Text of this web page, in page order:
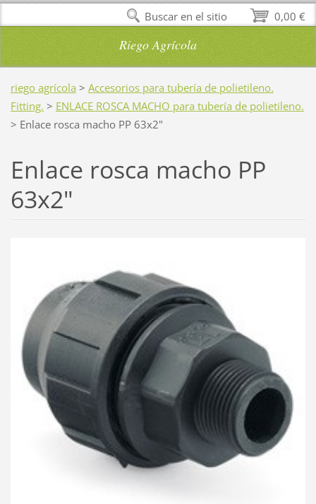
Riego Agrícola
riego agrícola > Accesorios para tubería de polietileno.
Fitting. > ENLACE ROSCA MACHO para tubería de polietileno.
> Enlace rosca macho PP 63x2"
Enlace rosca macho PP
63x2"
0,00 €
Buscar en el sitio